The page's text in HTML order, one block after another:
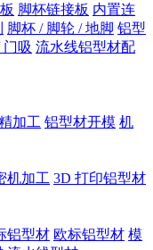
脚杯链接板 内置连
脚杯 / 脚轮 / 地脚 铝型
吸 流水线铝型材配
加工 铝型材开模 机
机加工 3D 打印铝型材
铝型材 欧标铝型材 模